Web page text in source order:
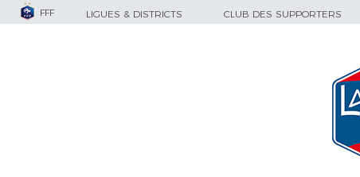
FFF LIGUES & DISTRICTS CLUB DES SUPPORTERS